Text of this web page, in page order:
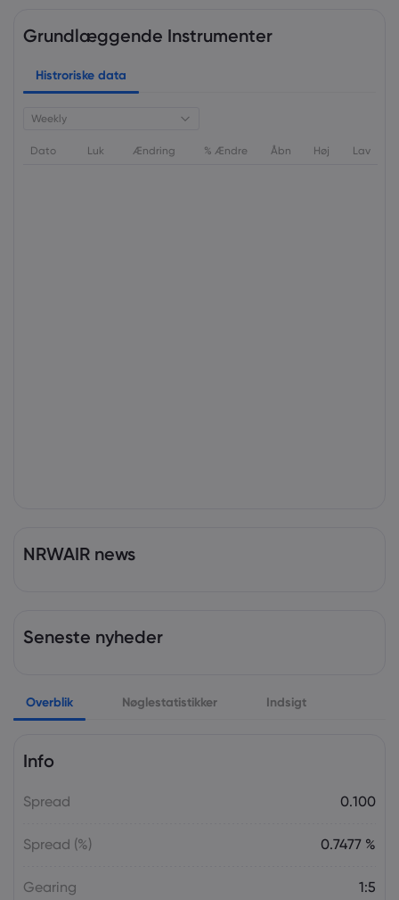
Grundlæggende Instrumenter
Histroriske data
Weekly
Dato Luk Ændring % Ændre Åbn Høj Lav
NRWAIR news
Seneste nyheder
Overblik Nøglestatistikker Indsigt
Info
Spread 0.100
Spread (%) 0.7477 %
Gearing 1:5